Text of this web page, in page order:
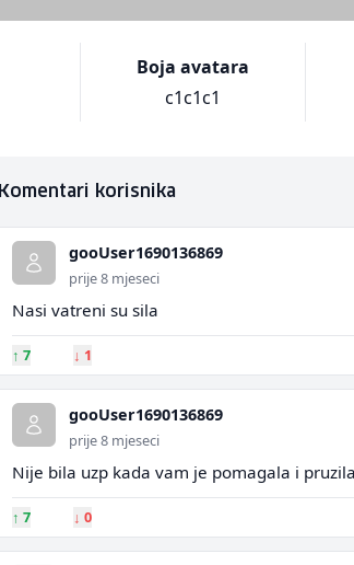
Boja avatara
c1c1c1
Komentari korisnika
gooUser1690136869
prije 8 mjeseci
Nasi vatreni su sila
↑ 7 ↓ 1
gooUser1690136869
prije 8 mjeseci
Nije bila uzp kada vam je pomagala i
↑ 7 ↓ 0